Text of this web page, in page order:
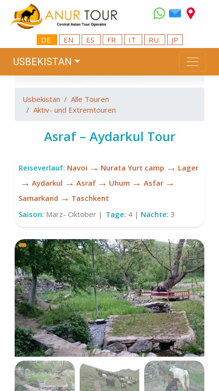
DE EN ES FR IT RU JP
USBEKISTAN
Usbekistan
Alle Touren
Aktiv- und Extremtouren
Asraf – Aydarkul Tour
Reiseverlauf: Navoi → Nurata Yurt camp → Lager
→ Aydarkul → Asraf → Uhum → Asfar →
Samarkand → Taschkent
Saison: März- Oktober | Tage: 4 | Nächte: 3